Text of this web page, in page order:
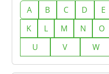
A B C D E
K
L M N O
U
V W